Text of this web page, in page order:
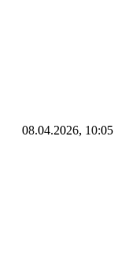
08.04.2026, 10:05